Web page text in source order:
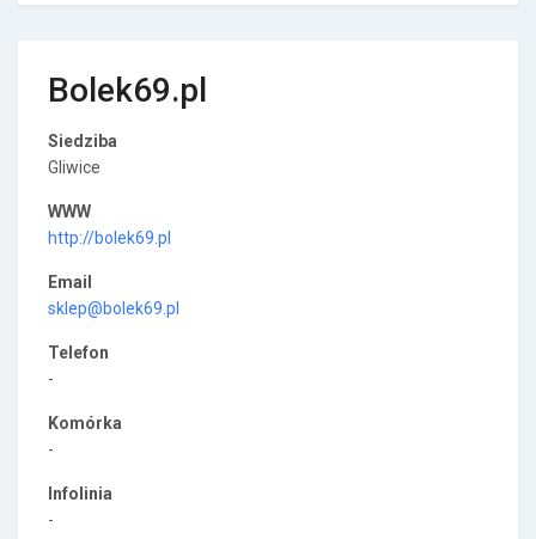
Bolek69.pl
Siedziba
Gliwice
WWW
http://bolek69.pl
Email
sklep@bolek69.pl
Telefon
-
Komórka
-
Infolinia
-